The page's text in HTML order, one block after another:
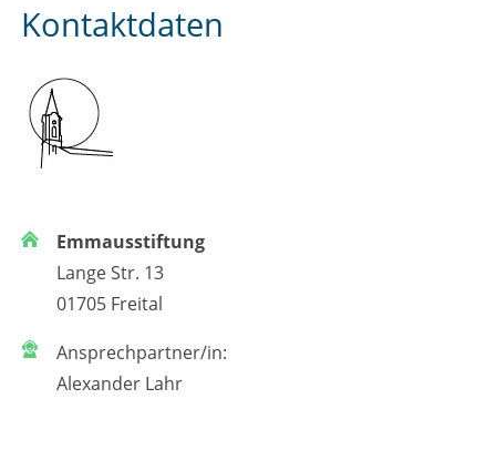
Kontaktdaten
Emmausstiftung
Lange Str. 13
01705 Freital
Ansprechpartner/in:
Alexander Lahr